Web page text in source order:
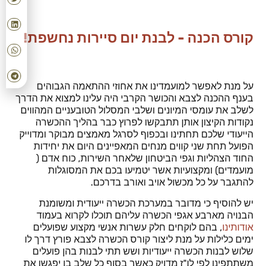
קורס הכנה - לבנת יום סיירות נחשפת!
על מנת לאפשר למועמדינו את אחוזי ההתאמה הגבוהים
בענף ההכנה לצבא והכושר הקרבי היה עלינו למצוא את הדרך
לשלב את עומסי המיונים ושלבי המסלול הטובעניים המהווים
נקודות הקיצון אותן תתבקשו לפרוץ כבר בהליך ההכשרה
הייעודי שלכם תחתינו ובכפוף לסרגל מאמצים מבוקר ומדוייק
הפועל תחת שני קווים מנחים המאפיינים היום את יחידות
החוד הצהליות וגפי הביטחון שלאחר השירות, כוח אדם (
מועמדים) ומקצועיות אשר יטמיעו בכם את המסוגלות
להתגבר על כל מכשול אויב ואורב בדרכם.
יש להוסיף כי מדובר במערכת הכשרה ייעודית ומשומנת
הבנויה מארבע אגפי הכשרה עליהם תוכלו לקרוא בעמוד
אודותינו, בהם לוקחים חלק עשרות אנשי מקצוע שפועלים
ימים כלילות על מנת ליצור קורס הכשרה לצבא פורץ דרך לו
שלוש לבנות הכשרה ייעודיות ושש תתי לבנות בהן פועלים
משתתפינו לפי לו"ז מדויק כאשר בסוף כל שלב בו יפגשו את